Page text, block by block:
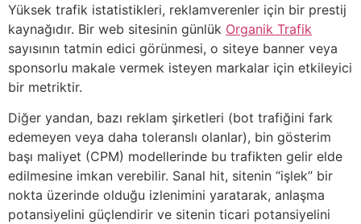
Yüksek trafik istatistikleri, reklamverenler için bir prestij
kaynağıdır. Bir web sitesinin günlük Organik Trafik
sayısının tatmin edici görünmesi, o siteye banner veya
sponsorlu makale vermek isteyen markalar için etkileyici
bir metriktir.
Diğer yandan, bazı reklam şirketleri (bot trafiğini fark
edemeyen veya daha toleranslı olanlar), bin gösterim
başı maliyet (CPM) modellerinde bu trafikten gelir elde
edilmesine imkan verebilir. Sanal hit, sitenin “işlek” bir
nokta üzerinde olduğu izlenimini yaratarak, anlaşma
potansiyelini güçlendirir ve sitenin ticari potansiyelini